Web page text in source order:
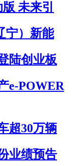
未来引
宁）新能
陆创业板
e-POWER
超30万辆
业绩预告